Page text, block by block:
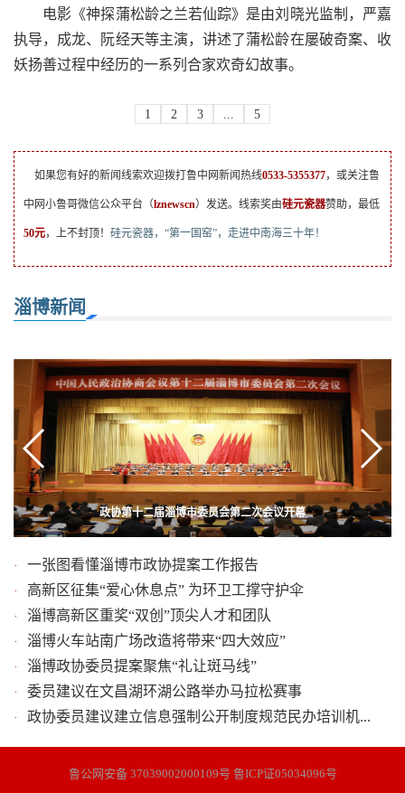
电影《神探蒲松龄之兰若仙踪》是由刘晓光监制，严嘉
执导，成龙、阮经天等主演，讲述了蒲松龄在屡破奇案、收
妖扬善过程中经历的一系列合家欢奇幻故事。
1 2 3 ... 5
如果您有好的新闻线索欢迎拨打鲁中网新闻热线0533-5355377，或关注鲁
中网小鲁哥微信公众平台（lznewscn）发送。线索奖由硅元瓷器赞助，最低
50元，上不封顶！ 硅元瓷器，“第一国窑”，走进中南海三十年！
淄博新闻
沂源苹果闯泉城 “私人定制”受热捧
政协第十二届淄博市委员会第二次会议开幕
· 一张图看懂淄博市政协提案工作报告
· 高新区征集“爱心休息点” 为环卫工撑守护伞
· 淄博高新区重奖“双创”顶尖人才和团队
· 淄博火车站南广场改造将带来“四大效应”
· 淄博政协委员提案聚焦“礼让斑马线”
· 委员建议在文昌湖环湖公路举办马拉松赛事
· 政协委员建议建立信息强制公开制度规范民办培训机...
鲁公网安备 37039002000109号 鲁ICP证05034096号